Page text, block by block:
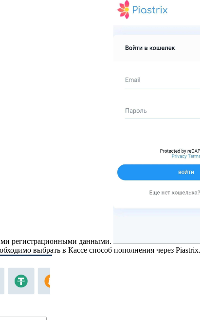
регистрационными данными.
выбрать в Кассе способ пополнения через